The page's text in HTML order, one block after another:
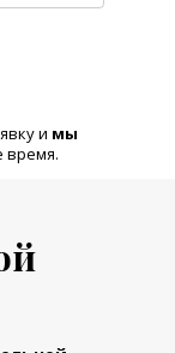
и мы
время.